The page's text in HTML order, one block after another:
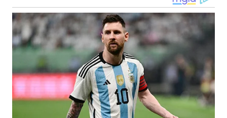
WN
LANGKAT
WN
TAPANULI
SELATAN
WN
TANJUNG